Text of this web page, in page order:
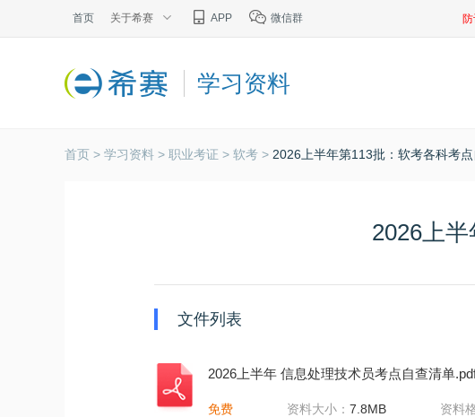
首页 关于希赛 APP 微信群
学习资料
首页 > 学习资料 > 职业考证 > 软考 > 2026上半年第113批：软考各科考
2026上
文件列表
2026上半年 信息处理技术员考点自查清单
免费 资料大小： 7.8MB 资料